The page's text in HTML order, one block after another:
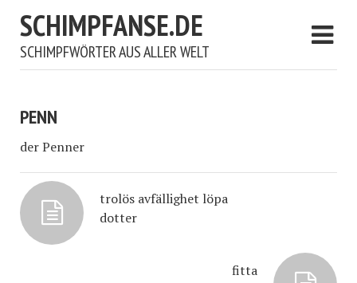
SCHIMPFANSE.DE
SCHIMPFWÖRTER AUS ALLER WELT
PENN
der Penner
trolös avfällighet löpa
dotter
fitta